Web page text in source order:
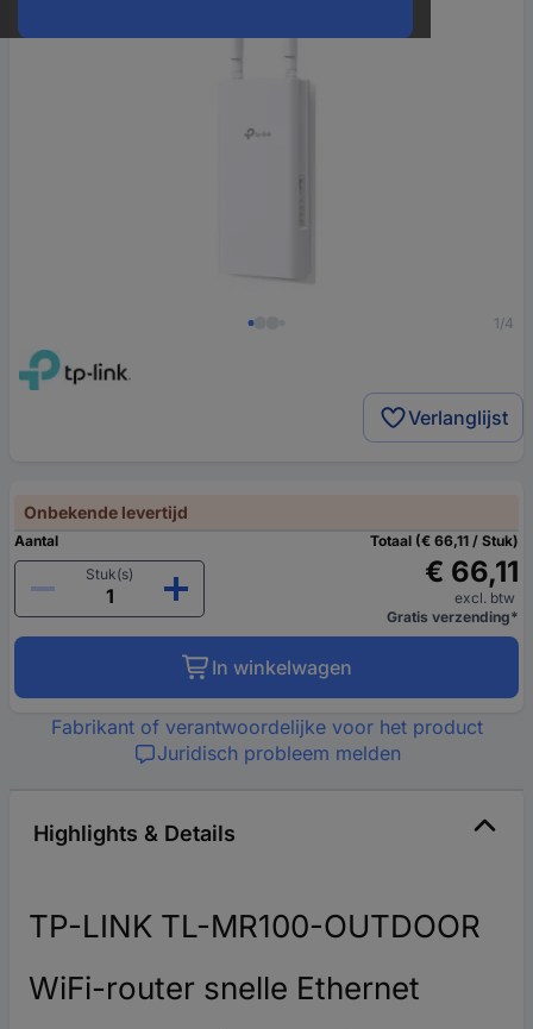
1/4
Verlanglijst
Onbekende levertijd
Aantal
Stuk(s)
Totaal (€ 66,11 / Stuk)
€ 66,11
excl. btw
Gratis verzending*
In winkelwagen
Fabrikant of verantwoordelijke voor het product
Juridisch probleem melden
Highlights & Details
TP-LINK TL-MR100-OUTDOOR
WiFi-router snelle Ethernet